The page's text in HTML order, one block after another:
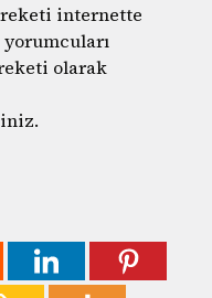
internette
olarak